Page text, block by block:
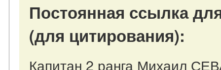
Постоянная ссылка
(для цитирования):
Капитан 2 ранга Михаил